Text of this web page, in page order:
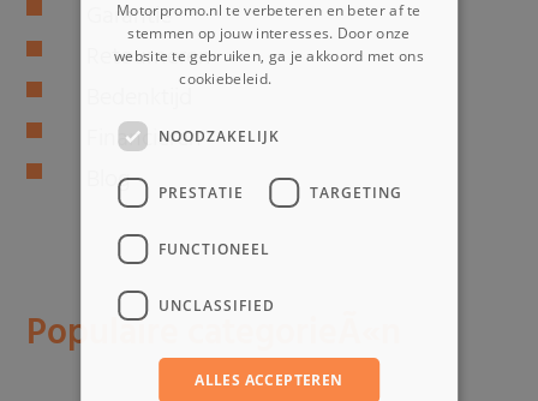
Garantie
Retourneren
Financieren
Blog
Populaire categorieÃ«n
Motorpromo.nl te verbeteren en beter af te
stemmen op jouw interesses. Door onze
website te gebruiken, ga je akkoord met ons
cookiebeleid.
NOODZAKELIJK
PRESTATIE TARGETING
FUNCTIONEEL
UNCLASSIFIED
ALLES ACCEPTEREN